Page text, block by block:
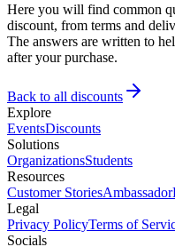
Here you will find common
discount, from terms and
The answers are written to
after your purchase.
Back to all discounts
Explore
EventsDiscounts
Solutions
OrganizationsStudents
Resources
Customer StoriesAmbassador
Legal
Privacy PolicyTerms of
Socials